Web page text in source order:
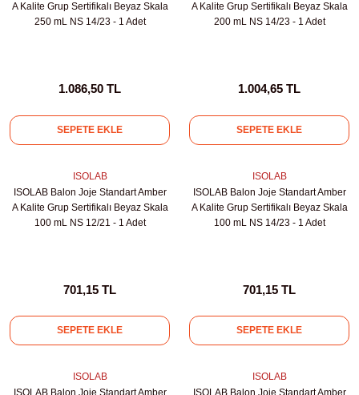
A Kalite Grup Sertifikalı Beyaz Skala
250 mL NS 14/23 - 1 Adet
1.086,50 TL
SEPETE EKLE
A Kalite Grup Sertifikalı Beyaz Skala
200 mL NS 14/23 - 1 Adet
1.004,65 TL
SEPETE EKLE
ISOLAB
ISOLAB Balon Joje Standart Amber
A Kalite Grup Sertifikalı Beyaz Skala
100 mL NS 12/21 - 1 Adet
701,15 TL
SEPETE EKLE
ISOLAB
ISOLAB Balon Joje Standart Amber
A Kalite Grup Sertifikalı Beyaz Skala
100 mL NS 14/23 - 1 Adet
701,15 TL
SEPETE EKLE
ISOLAB
ISOLAB Balon Joje Standart Amber
ISOLAB
ISOLAB Balon Joje Standart Amber